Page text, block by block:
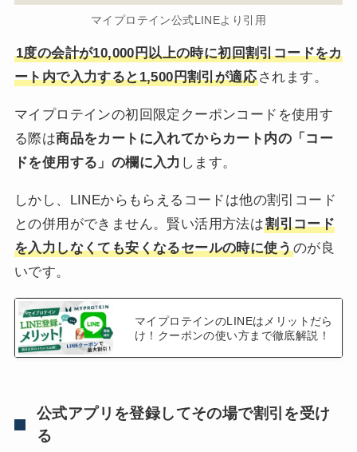
マイプロテイン公式LINEより引用
1度の会計が10,000円以上の時に初回割引コードをカ
ート内で入力すると1,500円割引が適応されます。
マイプロテインの初回限定クーポンコードを使用す
る際は商品をカートに入れてからカート内の「コー
ドを使用する」の欄に入力 します。
しかし、LINEからもらえるコードは他の割引コード
との併用ができません。賢い活用方法は割引コード
を入力しなくても安くなるセールの時に使うのが良
いです。
マイプロテインのLINEはメリットだら
け！クーポンの使い方まで徹底解説！
公式アプリを登録してその場で割引を受け
る